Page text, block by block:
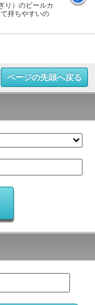
り）のビールカ
持ちやすいの
ページの先頭へ戻る